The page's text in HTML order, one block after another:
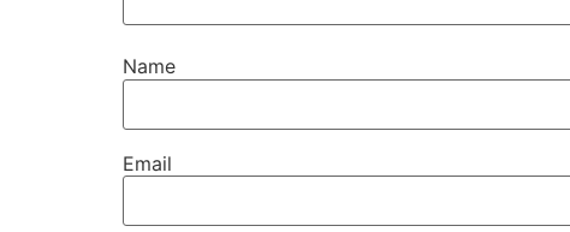
Name
Email